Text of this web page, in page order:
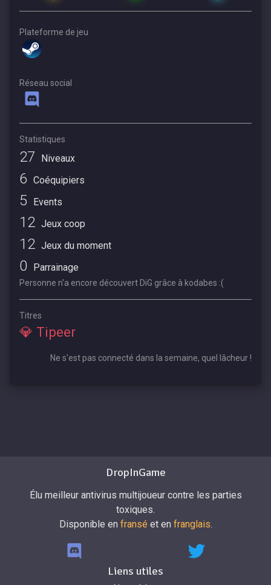
Plateforme de jeu
Réseau social
Statistiques
27 Niveaux
6 Coéquipiers
5 Events
12 Jeux coop
12 Jeux du moment
0 Parrainage
Personne n'a encore découvert DiG grâce à kodabes :(
Titres
💎 Tipeer
Ne s'est pas connecté dans la semaine, quel lâcheur !
DropInGame
Élu meilleur antivirus multijoueur contre les parties
toxiques.
Disponible en fransé et en franglais.
Liens utiles